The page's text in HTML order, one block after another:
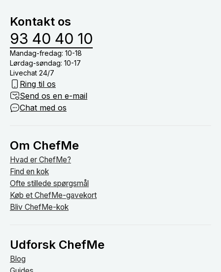
om bordet.
Kontakt os
93 40 40 10
Mandag-fredag: 10-18
Lørdag-søndag: 10-17
Livechat 24/7
Ring til os
Send os en e-mail
Chat med os
Om ChefMe
Hvad er ChefMe?
Find en kok
Ofte stillede spørgsmål
Køb et ChefMe-gavekort
Bliv ChefMe-kok
Udforsk ChefMe
Blog